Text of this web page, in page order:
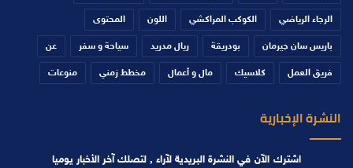
الرجاء الرياضي الكوكب المراكشي اللون المحتوى
باريس سان جيرمان بودريقة ريال مدريد سياحة و سفر عن
فريق العمل كلاسيك مال و أعمال مخطط زمني منوعات
النشرة الإخبارية
اشترك الآن في النشرة البريدية لآراء , لتصلك آخر الأخبار يوميا